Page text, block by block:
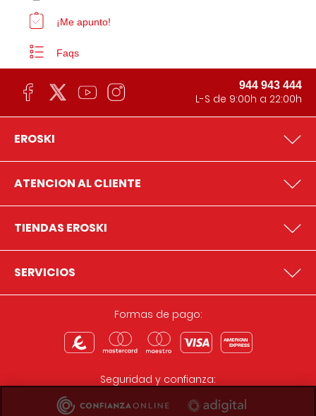
¡Me apunto!
Faqs
944 943 444
L-S de 9:00h a 22:00h
EROSKI
ATENCION AL CLIENTE
TIENDAS EROSKI
SERVICIOS
Formas de pago:
Seguridad y confianza: